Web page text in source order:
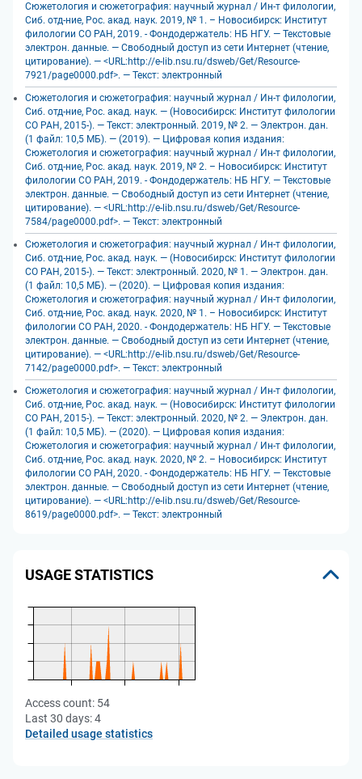
Сюжетология и сюжетография: научный журнал / Ин-т филологии,
Сиб. отд-ние, Рос. акад. наук. 2019, № 1. – Новосибирск: Институт
филологии СО РАН, 2019. - Фондодержатель: НБ НГУ. — Текстовые
электрон. данные. — Свободный доступ из сети Интернет (чтение,
цитирование). — <URL:http://e-lib.nsu.ru/dsweb/Get/Resource-
7921/page0000.pdf>. — Текст: электронный
Сюжетология и сюжетография: научный журнал / Ин-т филологии,
Сиб. отд-ние, Рос. акад. наук. — (Новосибирск: Институт филологии
СО РАН, 2015-). — Текст: электронный. 2019, № 2. — Электрон. дан.
(1 файл: 10,5 МБ). — (2019). — Цифровая копия издания:
Сюжетология и сюжетография: научный журнал / Ин-т филологии,
Сиб. отд-ние, Рос. акад. наук. 2019, № 2. – Новосибирск: Институт
филологии СО РАН, 2019. - Фондодержатель: НБ НГУ. — Текстовые
электрон. данные. — Свободный доступ из сети Интернет (чтение,
цитирование). — <URL:http://e-lib.nsu.ru/dsweb/Get/Resource-
7584/page0000.pdf>. — Текст: электронный
Сюжетология и сюжетография: научный журнал / Ин-т филологии,
Сиб. отд-ние, Рос. акад. наук. — (Новосибирск: Институт филологии
СО РАН, 2015-). — Текст: электронный. 2020, № 1. — Электрон. дан.
(1 файл: 10,5 МБ). — (2020). — Цифровая копия издания:
Сюжетология и сюжетография: научный журнал / Ин-т филологии,
Сиб. отд-ние, Рос. акад. наук. 2020, № 1. – Новосибирск: Институт
филологии СО РАН, 2020. - Фондодержатель: НБ НГУ. — Текстовые
электрон. данные. — Свободный доступ из сети Интернет (чтение,
цитирование). — <URL:http://e-lib.nsu.ru/dsweb/Get/Resource-
7142/page0000.pdf>. — Текст: электронный
Сюжетология и сюжетография: научный журнал / Ин-т филологии,
Сиб. отд-ние, Рос. акад. наук. — (Новосибирск: Институт филологии
СО РАН, 2015-). — Текст: электронный. 2020, № 2. — Электрон. дан.
(1 файл: 10,5 МБ). — (2020). — Цифровая копия издания:
Сюжетология и сюжетография: научный журнал / Ин-т филологии,
Сиб. отд-ние, Рос. акад. наук. 2020, № 2. – Новосибирск: Институт
филологии СО РАН, 2020. - Фондодержатель: НБ НГУ. — Текстовые
электрон. данные. — Свободный доступ из сети Интернет (чтение,
цитирование). — <URL:http://e-lib.nsu.ru/dsweb/Get/Resource-
8619/page0000.pdf>. — Текст: электронный
USAGE STATISTICS
Access count: 54
Last 30 days:4
Detailed usage statistics